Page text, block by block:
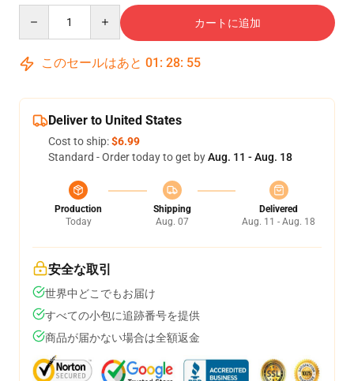
カートに追加
このセールはあと 01 : 28: 54
Deliver to United States
Cost to ship:$6.99
Standard - Order today to get byAug. 11 - Aug. 18
Production
Today
Shipping
Aug. 07
Delivered
Aug. 11 - Aug. 18
安全な取引
世界中どこでもお届け
すべての小包に追跡番号を提供
商品が届かない場合は全額返金